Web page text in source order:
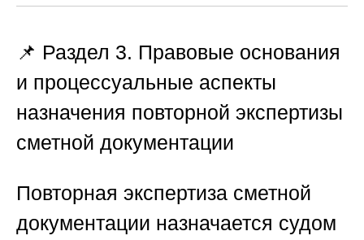
📌 Раздел 3. Правовые основания
и процессуальные аспекты
назначения повторной экспертизы
сметной документации
Повторная экспертиза сметной
документации назначается судом